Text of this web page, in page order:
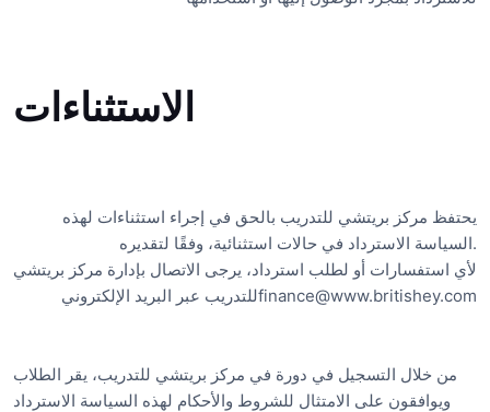
الاستثناءات
يحتفظ مركز بريتشي للتدريب بالحق في إجراء استثناءات لهذه
السياسة الاسترداد في حالات استثنائية، وفقًا لتقديره.
لأي استفسارات أو لطلب استرداد، يرجى الاتصال بإدارة مركز بريتشي
للتدريب عبر البريد الإلكترونيfinance@www.britishey.com
من خلال التسجيل في دورة في مركز بريتشي للتدريب، يقر الطلاب
ويوافقون على الامتثال للشروط والأحكام لهذه السياسة الاسترداد